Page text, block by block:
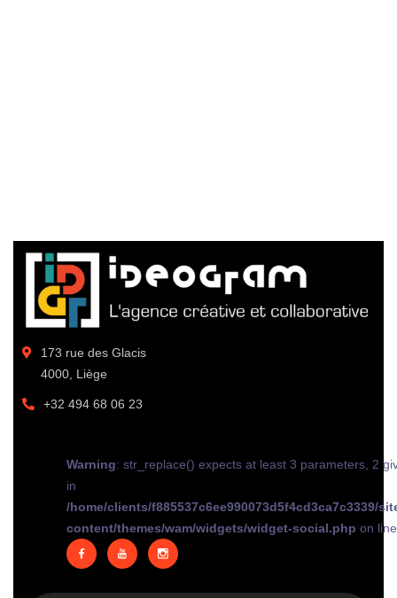
173 rue des Glacis
4000, Liège
+32 494 68 06 23
Warning: str_replace() expects at least 3 parameters, 2
in
/home/clients/f885537c6ee990073d5f4cd3ca7c3339/
content/themes/wam/widgets/widget-social.php on